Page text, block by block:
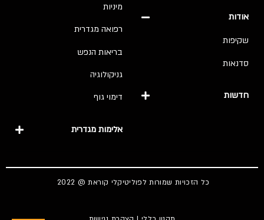
אודות
שקיפות
סדנאות
חדשות
מיניות
רפואה מגדרית
בריאות הנפש
גניקולוגיה
דימוי גוף
אלימות מגדרית
כל הזכויות שמורות לפוליטיקלי קוראת @ 2022